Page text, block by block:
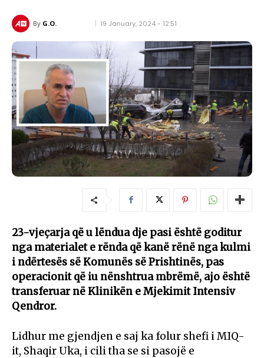
By G.O. 19 January, 2024 - 12:51
23-vjeçarja që u lëndua dje pasi është goditur
nga materialet e rënda që kanë rënë nga kulmi
i ndërtesës së Komunës së Prishtinës, pas
operacionit që iu nënshtrua mbrëmë, ajo është
transferuar në Klinikën e Mjekimit Intensiv
Qendror.
Lidhur me gjendjen e saj ka folur shefi i MIQ-
it, Shaqir Uka, i cili tha se si pasojë e